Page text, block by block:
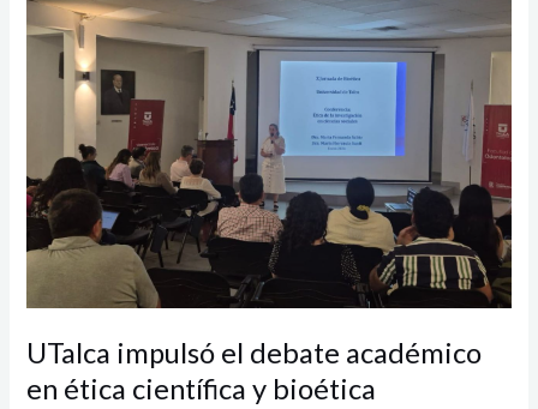
UTalca impulsó el debate académico
en ética científica y bioética
debate
académico
científica
bioética